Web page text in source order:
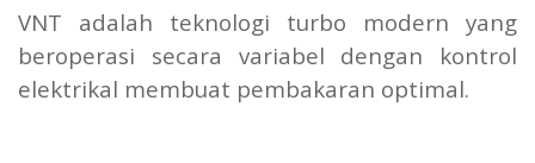
VNT adalah teknologi turbo modern yang
beroperasi secara variabel dengan kontrol
elektrikal membuat pembakaran optimal.